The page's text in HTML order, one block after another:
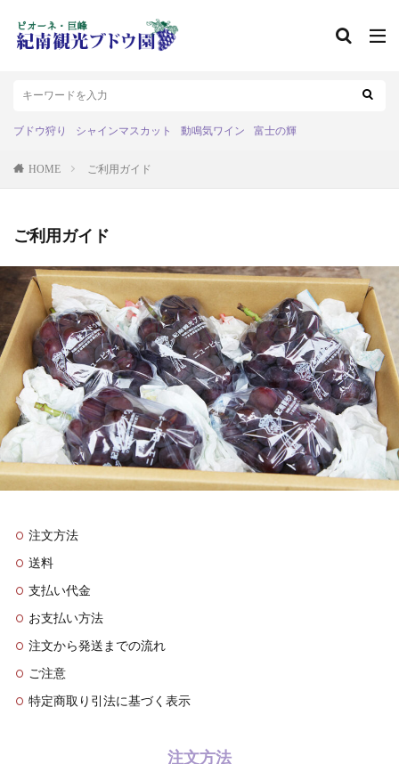
ブドウ狩り シャインマスカット 動鳴気ワイン 富士の輝
HOME ご利用ガイド
ご利用ガイド
注文方法
送料
支払い代金
お支払い方法
注文から発送までの流れ
ご注意
特定商取り引法に基づく表示
注文方法